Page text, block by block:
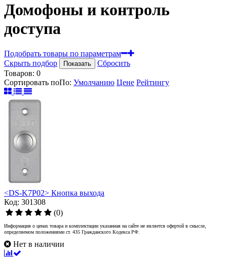
Домофоны и контроль
доступа
Подобрать товары по параметрам
Скрыть подбор
Показать
Сбросить
Товаров: 0
Сортировать поПо: Умолчанию Цене Рейтингу
<DS-K7P02> Кнопка выхода
Код: 301308
(0)
Информация о ценах товара и комплектации указанная на сайте не является офертой в смысле,
определяемом положениями ст. 435 Гражданского Кодекса РФ.
Нет в наличии